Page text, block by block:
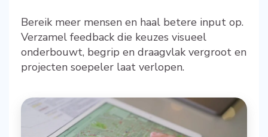
Bereik meer mensen en haal betere input op.
Verzamel feedback die keuzes visueel
onderbouwt, begrip en draagvlak vergroot en
projecten soepeler laat verlopen.